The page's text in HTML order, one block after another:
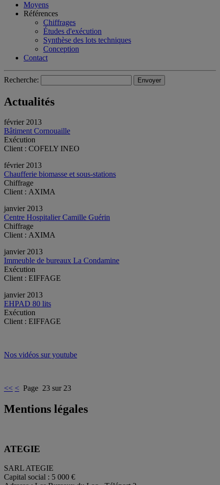
Moyens
Références
Chiffrages
Études d'exécution
Synthèse des lots techniques
Conception
Contact
Recherche:
Actualités
février 2013
Bâtiment Cornouaille
Exécution
Client : COFELY INEO
février 2013
Chaufferie biomasse et sous-stations
Chiffrage
Client : AXIMA
janvier 2013
Centre Hospitalier Camille Guérin
Chiffrage
Client : AXIMA
janvier 2013
Immeuble de bureaux La Condamine
Exécution
Client : EIFFAGE
janvier 2013
EHPAD 80 lits
Exécution
Client : EIFFAGE
Nos vidéos sur youtube
<< < Page 23 sur 23
Mentions légales
ATEGIE
SARL ATEGIE
Capital social : 5 000 €